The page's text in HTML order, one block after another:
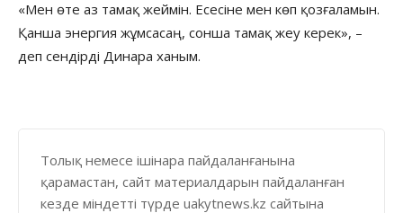
«Мен өте аз тамақ жеймін. Есесіне мен көп қозғаламын.
Қанша энергия жұмсасаң, сонша тамақ жеу керек», –
деп сендірді Динара ханым.
Толық немесе ішінара пайдаланғанына
қарамастан, сайт материалдарын пайдаланған
кезде міндетті түрде uakytnews.kz сайтына